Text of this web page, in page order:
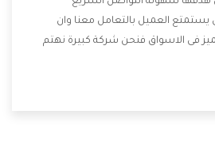
يستمتع العميل بالتعامل معنا وان
فى الاسواق فنحن شركة كبيرة نهتم
خدمة الصيانة التى تكون من أهم